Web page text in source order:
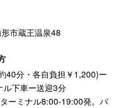
市蔵王温泉48
40分・各自負担￥1,200)ー
下車ー送迎3分
ーミナル8:00-19:00発。バ